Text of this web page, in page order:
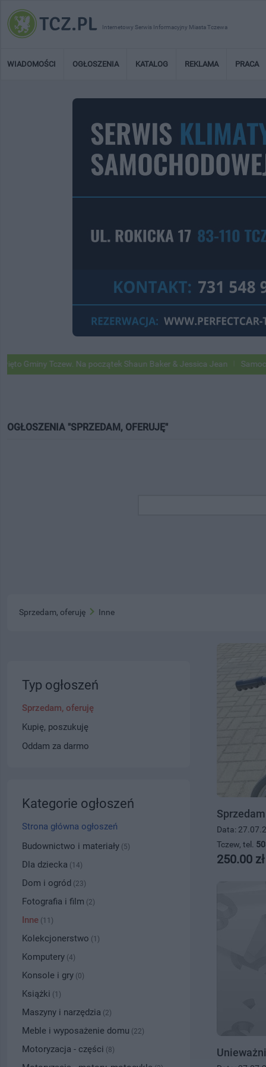
Internetowy Serwis Informacyjny Miasta Tczewa
WIADOMOŚCI OGŁOSZENIA KATALOG REKLAMA PRACA
Na początek Shaun Baker & Jessica Jean Samochody Google
OGŁOSZENIA "SPRZEDAM, OFERUJĘ"
Sprzedam, oferuję Inne
Data:
Tczew, tel.
250.00 zł
Typ ogłoszeń
Sprzedam, oferuję
Kupię, poszukuję
Oddam za darmo
Kategorie ogłoszeń
Strona główna ogłoszeń
Budownictwo i materiały (5)
Dla dziecka (14)
Dom i ogród (23)
Fotografia i film (2)
Inne (11)
Kolekcjonerstwo (1)
Komputery (4)
Konsole i gry (0)
Książki (1)
Maszyny i narzędzia (2)
Meble i wyposażenie domu (22)
Motoryzacja - części (8)